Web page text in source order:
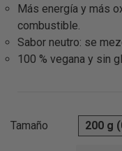
Más energía y más
combustible.
Sabor neutro: se
100 % vegana y sin
Tamaño 200 g